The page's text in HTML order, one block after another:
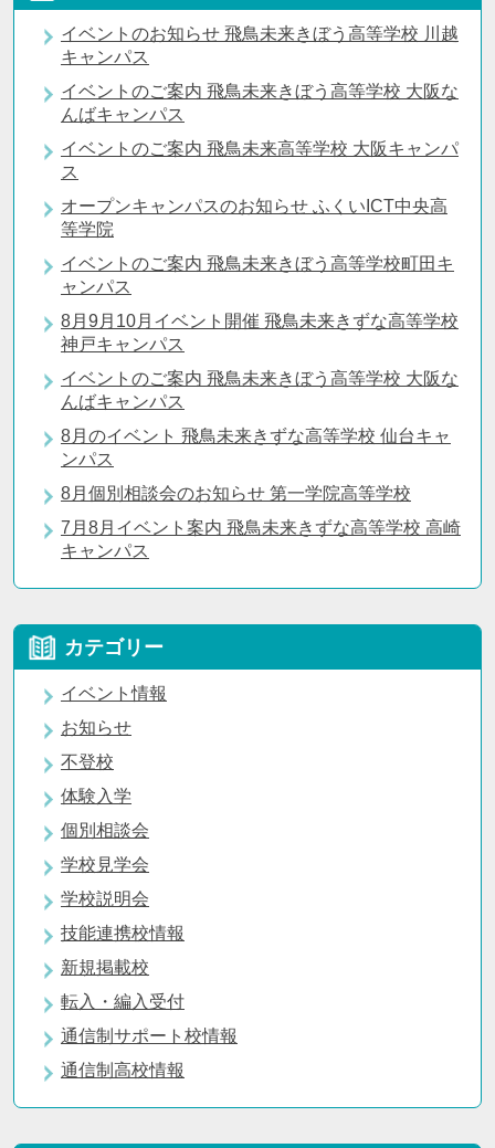
イベントのお知らせ 飛鳥未来きぼう高等学校 川越
キャンパス
イベントのご案内 飛鳥未来きぼう高等学校 大阪な
んばキャンパス
イベントのご案内 飛鳥未来高等学校 大阪キャンパ
ス
オープンキャンパスのお知らせ ふくいICT中央高
等学院
イベントのご案内 飛鳥未来きぼう高等学校町田キ
ャンパス
8月9月10月イベント開催 飛鳥未来きずな高等学校
神戸キャンパス
イベントのご案内 飛鳥未来きぼう高等学校 大阪な
んばキャンパス
8月のイベント 飛鳥未来きずな高等学校 仙台キャ
ンパス
8月個別相談会のお知らせ 第一学院高等学校
7月8月イベント案内 飛鳥未来きずな高等学校 高崎
キャンパス
カテゴリー
イベント情報
お知らせ
不登校
体験入学
個別相談会
学校見学会
学校説明会
技能連携校情報
新規掲載校
転入・編入受付
通信制サポート校情報
通信制高校情報